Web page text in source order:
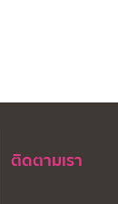
ติดตามเรา